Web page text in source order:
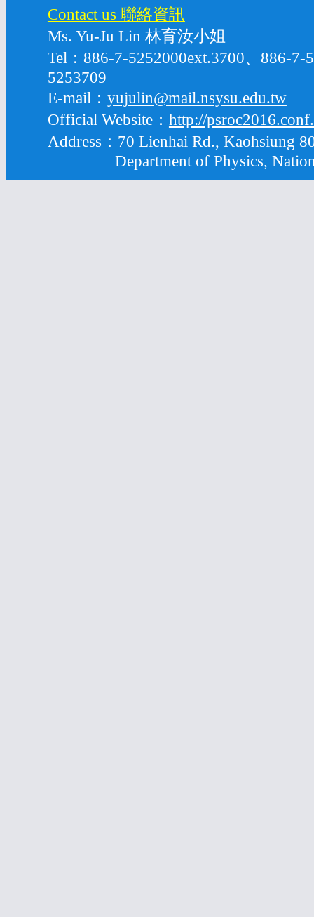
Contact us 聯絡資訊
Ms. Yu-Ju Lin 林育汝小姐
Tel：886-7-5252000ext.3700、886-
5253709
E-mail： yujulin@mail.nsysu.edu.tw
Official Website： http://
Address：70 Lienhai Rd., Kaohsiung
Department of Physics, National